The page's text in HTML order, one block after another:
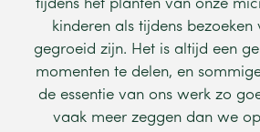
tijdenshet plantenvan onze
kinderen als tijdens bezoeken
gegroeid zijn. Het is altijd een
momenten te delen, en
deessentie van ons werk zo
vaak meer zeggendan weop